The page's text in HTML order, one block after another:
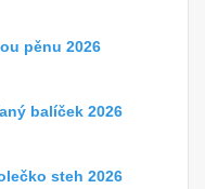
pěnu 2026
balíček 2026
steh 2026